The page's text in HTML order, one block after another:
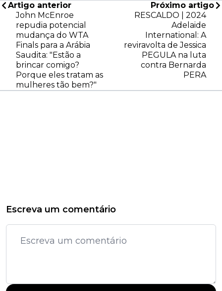
Artigo anterior
John McEnroe
repudia potencial
mudança do WTA
Finals para a Arábia
Saudita: "Estão a
brincar comigo?
Porque eles tratam as
mulheres tão bem?"
Próximo artigo
RESCALDO | 2024
Adelaide
International: A
reviravolta de Jessica
PEGULA na luta
contra Bernarda
PERA
Escreva um comentário